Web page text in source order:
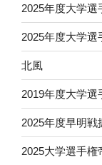
2025年度大学選
2025年度大学
北風
2019年度大学
2025年度早明戦
2025大学選手権